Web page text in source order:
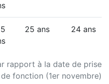
rapport à la date de prise
de fonction (1er novembre)
25 ans 24 ans